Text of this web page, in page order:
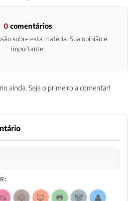
0comentários
sobre esta matéria. Sua opinião é
importante.
ainda. Seja o primeiro a comentar!
🐶 🦊 🐸 🐼
👤